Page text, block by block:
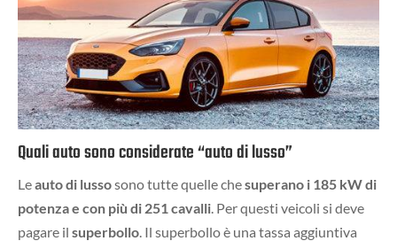
Quali auto sono considerate “auto di lusso”
Leauto di lussosono tutte quelle chesuperano i 185 kW di
potenza e con più di 251 cavalli . Per questi veicoli si deve
pagare il superbollo . Il superbollo è una tassa aggiuntiva